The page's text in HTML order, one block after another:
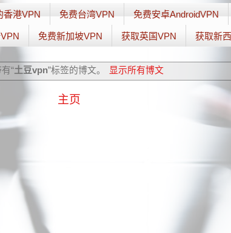
香港VPN 免费台湾VPN 免费安卓AndroidVPN
免费新加坡VPN 获取英国VPN 获取新
“土豆vpn”标签的博文。 显示所有博文
主页